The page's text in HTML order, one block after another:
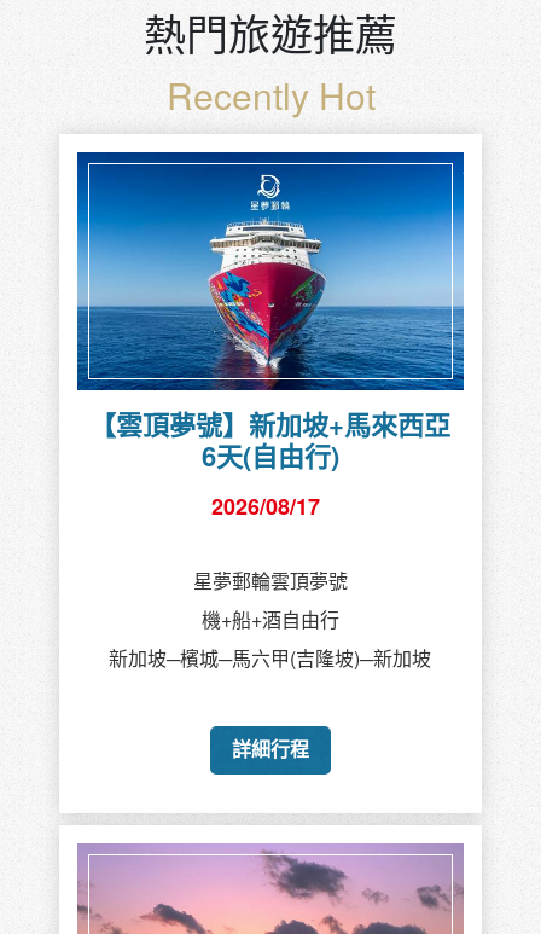
熱門旅遊推薦
Recently Hot
【雲頂夢號】新加坡+馬來西亞
6天(自由行)
2026/08/17
星夢郵輪雲頂夢號
機+船+酒自由行
新加坡─檳城─馬六甲(吉隆坡)─新加坡
詳細行程